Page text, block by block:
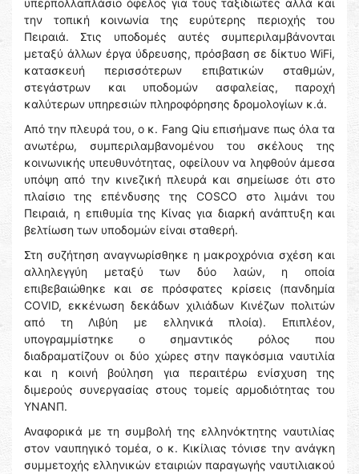
υπερπολλαπλάσιο όφελος για τους ταξιδιώτες αλλά και
την τοπική κοινωνία της ευρύτερης περιοχής του
Πειραιά. Στις υποδομές αυτές συμπεριλαμβάνονται
μεταξύ άλλων έργα ύδρευσης, πρόσβαση σε δίκτυο WiFi,
κατασκευή περισσότερων επιβατικών σταθμών,
στεγάστρων και υποδομών ασφαλείας, παροχή
καλύτερων υπηρεσιών πληροφόρησης δρομολογίων κ.ά.
Από την πλευρά του, ο κ. Fang Qiu επισήμανε πως όλα τα
ανωτέρω, συμπεριλαμβανομένου του σκέλους της
κοινωνικής υπευθυνότητας, οφείλουν να ληφθούν άμεσα
υπόψη από την κινεζική πλευρά και σημείωσε ότι στο
πλαίσιο της επένδυσης της COSCO στο λιμάνι του
Πειραιά, η επιθυμία της Κίνας για διαρκή ανάπτυξη και
βελτίωση των υποδομών είναι σταθερή.
Στη συζήτηση αναγνωρίσθηκε η μακροχρόνια σχέση και
αλληλεγγύη μεταξύ των δύο λαών, η οποία
επιβεβαιώθηκε και σε πρόσφατες κρίσεις (πανδημία
COVID, εκκένωση δεκάδων χιλιάδων Κινέζων πολιτών
από τη Λιβύη με ελληνικά πλοία). Επιπλέον,
υπογραμμίστηκε ο σημαντικός ρόλος που
διαδραματίζουν οι δύο χώρες στην παγκόσμια ναυτιλία
και η κοινή βούληση για περαιτέρω ενίσχυση της
διμερούς συνεργασίας στους τομείς αρμοδιότητας του
ΥΝΑΝΠ.
Αναφορικά με τη συμβολή της ελληνόκτητης ναυτιλίας
στον ναυπηγικό τομέα, ο κ. Κικίλιας τόνισε την ανάγκη
συμμετοχής ελληνικών εταιριών παραγωγής ναυτιλιακού